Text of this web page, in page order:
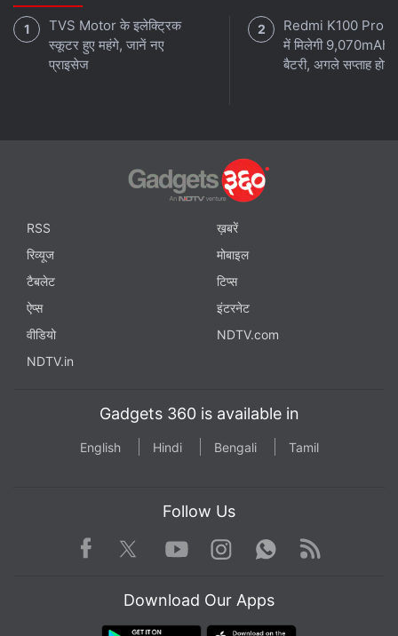
TVS Motor के इलेक्ट्रिक
स्कूटर हुए महंगे, जानें नए
प्राइसेज
Redmi K100 Pro
में मिलेगी 9,070mAh
बैटरी, अगले सप्ताह होगा
RSS
ख़बरें
रिव्यूज
मोबाइल
टैबलेट
टिप्स
ऐप्स
इंटरनेट
वीडियो
NDTV.com
NDTV.in
Gadgets 360 is available in
English Hindi Bengali Tamil
Follow Us
Facebook TwitterYoutube
Instagram WhatsApp
Rss
Download Our Apps